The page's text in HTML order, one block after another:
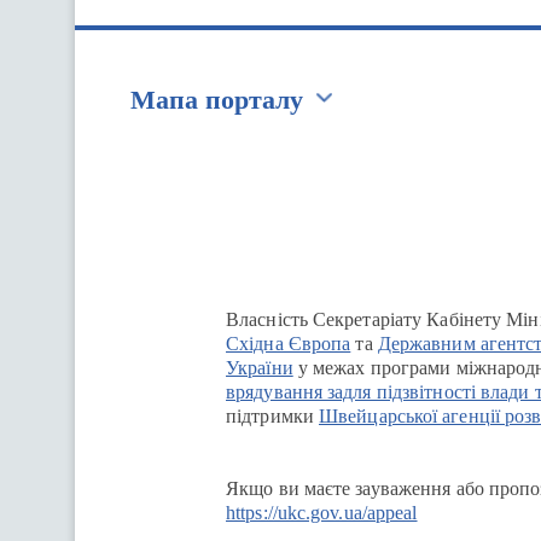
Мапа порталу
Власність Секретаріату Кабінету
Східна Європа та Державним
України у межах програми
врядування задля підзвітності влади
підтримки Швейцарської агенції
Якщо ви маєте зауваження або
https://ukc.gov.ua/appeal